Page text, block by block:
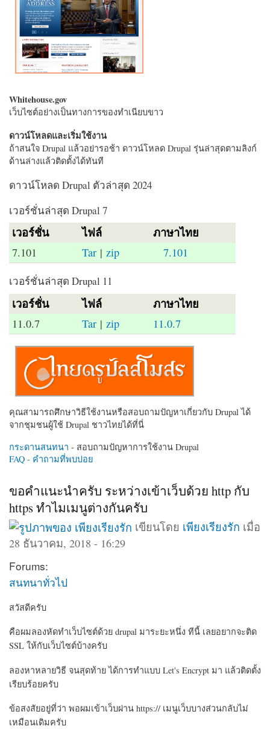
Whitehouse.gov
เว็บไซต์อย่างเป็นทางการของทำเนียบขาว
ดาวน์โหลดและเริ่มใช้งาน
ถ้าสนใจ Drupal แล้วอย่ารอช้า ดาวน์โหลด Drupal รุ่นล่าสุดตามลิงก์
ด้านล่างแล้วติดตั้งได้ทันที
ดาวน์โหลด Drupal ตัวล่าสุด 2024
เวอร์ชั่นล่าสุด Drupal 7
เวอร์ชั่น ไฟล์ ภาษาไทย
7.101 Tar |zip 7.101
เวอร์ชั่นล่าสุด Drupal 11
เวอร์ชั่น ไฟล์ ภาษาไทย
11.0.7 Tar | zip 11.0.7
คุณสามารถศึกษาวิธีใช้งานหรือสอบถามปัญหาเกี่ยวกับ Drupal ได้
จากชุมชนผู้ใช้ Drupal ชาวไทยได้ที่นี่
กระดานสนทนา - สอบถามปัญหาการใช้งาน Drupal
FAQ - คำถามที่พบบ่อย
ขอคำแนะนำครับ ระหว่างเข้าเว็บด้วย http กับ
https ทำไมเมนูต่างกันครับ
เขียนโดย เพียงเรียงรัก เมื่อ
28 ธันวาคม, 2018 - 16:29
Forums:
สนทนาทั่วไป
สวัสดีครับ
คือผมลองหัดทำเว็บไซต์ด้วย drupal มาระยะหนึ่ง ทีนี้ เลยอยากจะติด
SSL ให้กับเว็บไซต์บ้างครับ
ลองหาหลายวิธี จนสุดท้าย ได้การทำแบบ Let's Encrypt มา แล้วติดตั้ง
เรียบร้อยครับ
ข้อสงสัยอยู่ที่ว่า พอผมเข้าเว็บผ่าน https:// เมนูเว็บบางส่วนกลับไม่
เหมือนเดิมครับ